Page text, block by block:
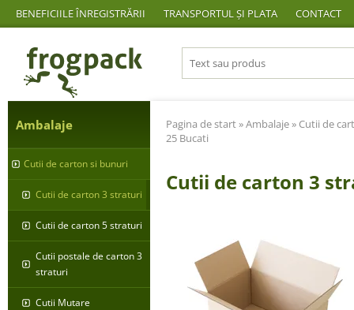
BENEFICIILE ÎNREGISTRĂRII TRANSPORTUL ȘI PLATA CONTACT
Ambalaje
Cutii de carton si bunuri
Cutii de carton 3 straturi
Cutii de carton 5 straturi
Cutii postale de carton 3
straturi
Cutii Mutare
Pagina de start»Ambalaje» Cutii de
25 Bucati
Cutii de carton 3